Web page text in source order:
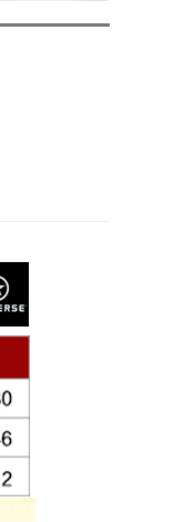
。。。。。。。。。。。